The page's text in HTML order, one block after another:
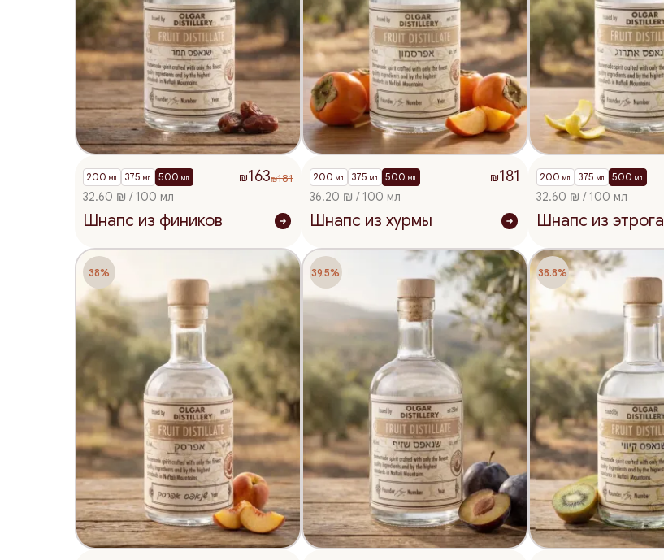
500 мл.
200 мл. 375 мл. ₪163₪181
32.60 ₪ / 100 мл
Шнапс из фиников
500 мл.
375 мл.
200 мл. ₪181
36.20 ₪ / 100 мл
Шнапс из хурмы
500 мл.
375 мл.
200 мл.
32.60 ₪ / 100 мл
Шнапс из этрога
38% 39.5% 38.8%